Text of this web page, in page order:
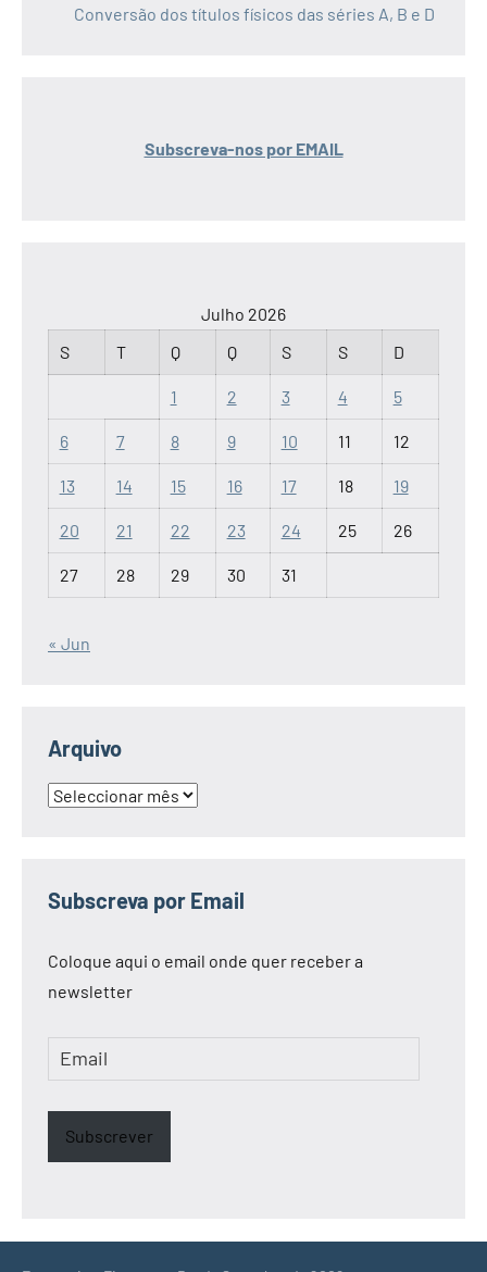
Conversão dos títulos físicos das séries A, B e D
Subscreva-nos por EMAIL
Julho 2026
S
T Q Q S S D
1 2 3 4 5
6 7 8 9 10 11 12
13 14 15 16 17 18 19
20 21 22 23 24 25 26
27 28 29 30 31
« Jun
Arquivo
Arquivo
Subscreva por Email
Coloque aqui o email onde quer receber a
newsletter
Email
Subscrever